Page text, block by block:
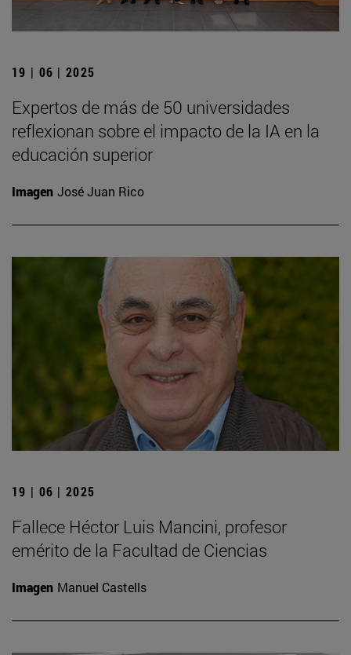
19 | 06 | 2025
Expertos de más de 50 universidades
reflexionan sobre el impacto de la IA en la
educación superior
Imagen José Juan Rico
19 | 06 | 2025
Fallece Héctor Luis Mancini, profesor
emérito de la Facultad de Ciencias
Imagen Manuel Castells